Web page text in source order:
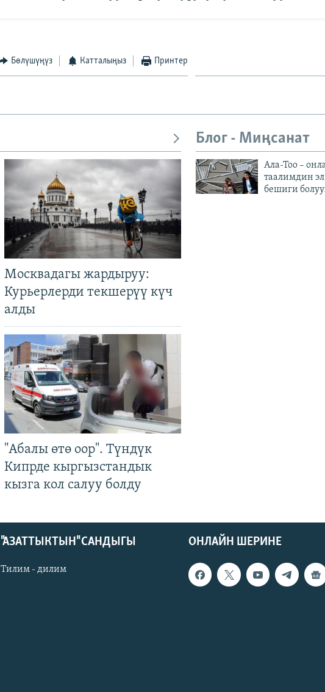
Бөлүшүңүз Катталыңыз Принтер
Москвадагы жардыруу:
Курьерлерди текшерүү күч
алды
"Абалы өтө оор". Түндүк
Кипрде кыргызстандык
кызга кол салуу болду
Блог - Миңсанат
Ала-Тоо –
таалимдин
бешиги
ОНЛАЙН ШЕРИНЕ
"АЗАТТЫКТЫН" САНДЫГЫ
Тилим - дилим